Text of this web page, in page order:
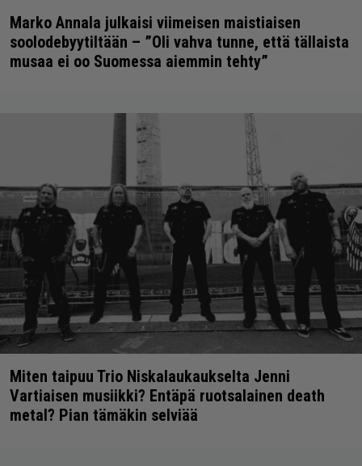
Marko Annala julkaisi viimeisen maistiaisen
soolodebyytiltään – ”Oli vahva tunne, että tällaista
musaa ei oo Suomessa aiemmin tehty”
Miten taipuu Trio Niskalaukaukselta Jenni
Vartiaisen musiikki? Entäpä ruotsalainen death
metal? Pian tämäkin selviää